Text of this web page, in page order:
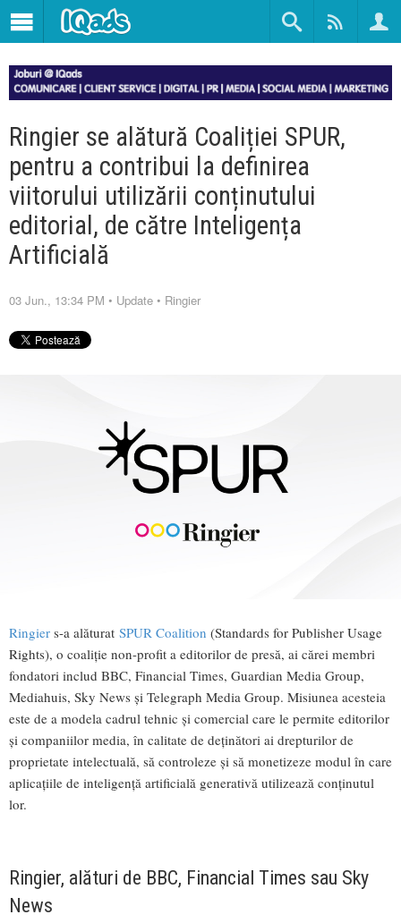
Ringier se alătură Coaliției SPUR,
pentru a contribui la definirea
viitorului utilizării conținutului
editorial, de către Inteligența
Artificială
03 Jun., 13:34 PM • Update • Ringier
Ringier s-a alăturat SPUR Coalition (Standards for Publisher Usage
Rights), o coaliție non-profit a editorilor de presă, ai cărei membri
fondatori includ BBC, Financial Times, Guardian Media Group,
Mediahuis, Sky News și Telegraph Media Group. Misiunea acesteia
este de a modela cadrul tehnic și comercial care le permite editorilor
și companiilor media, în calitate de deținători ai drepturilor de
proprietate intelectuală, să controleze și să monetizeze modul în care
aplicațiile de inteligență artificială generativă utilizează conținutul
lor.
Ringier, alături de BBC, Financial Times sau Sky
News